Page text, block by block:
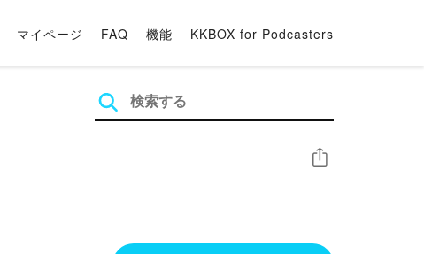
マイページ FAQ 機能 KKBOX for Podcasters
シェア